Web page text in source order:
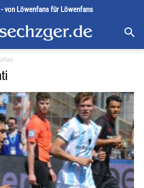
- von Löwenfans für Löwenfans